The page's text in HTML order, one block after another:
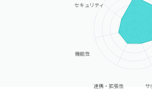
サ
連携・拡張性
機能性
セキュリティ